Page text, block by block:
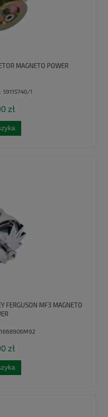
MAGNETO POWER
59115740/1
zł
FERGUSON MF3 MAGNETO
1668906M92
zł